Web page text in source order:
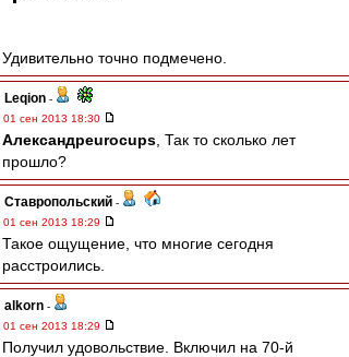
Удивительно точно подмечено.
Leqion -
01 сен 2013 18:30
Александрeurocups , Так то сколько лет
прошло?
Ставропольский -
01 сен 2013 18:29
Такое ощущение, что многие сегодня
расстроились.
alkorn -
01 сен 2013 18:29
Получил удовольствие. Включил на 70-й